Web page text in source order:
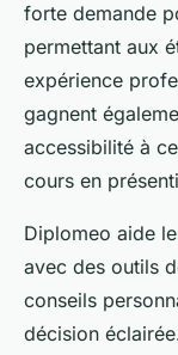
forte demande
permettant aux
expérience
gagnent
accessibilité à
cours en
Diplomeo aide
avec des outils
conseils
décision